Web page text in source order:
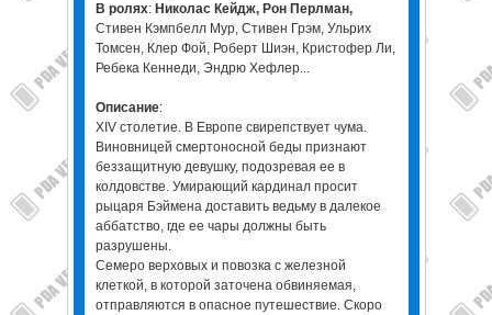
В ролях: Николас Кейдж, Рон Перлман,
Стивен Кэмпбелл Мур, Стивен Грэм, Ульрих
Томсен, Клер Фой, Роберт Шиэн, Кристофер Ли,
Ребека Кеннеди, Эндрю Хефлер...
Описание:
XIV столетие. В Европе свирепствует чума.
Виновницей смертоносной беды признают
беззащитную девушку, подозревая ее в
колдовстве. Умирающий кардинал просит
рыцаря Бэймена доставить ведьму в далекое
аббатство, где ее чары должны быть
разрушены.
Семеро верховых и повозка с железной
клеткой, в которой заточена обвиняемая,
отправляются в опасное путешествие. Скоро